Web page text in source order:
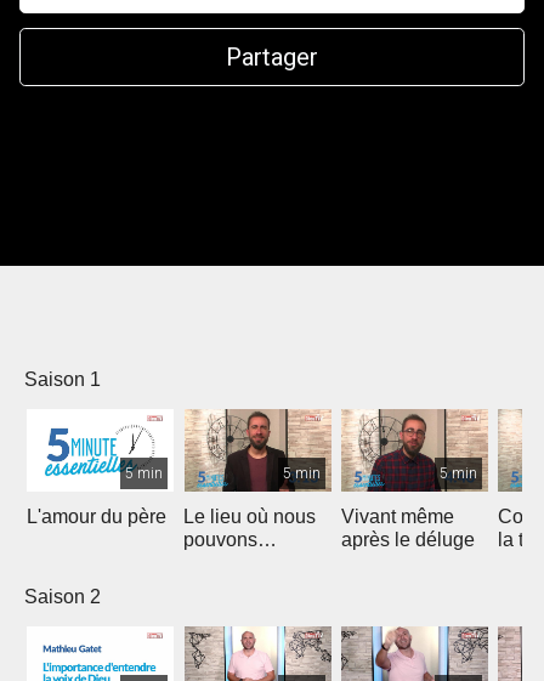
Partager
Saison 1
5 min
L'amour du père
5 min
Le lieu où nous
pouvons
5 min
Vivant même
après le déluge
la
Saison 2